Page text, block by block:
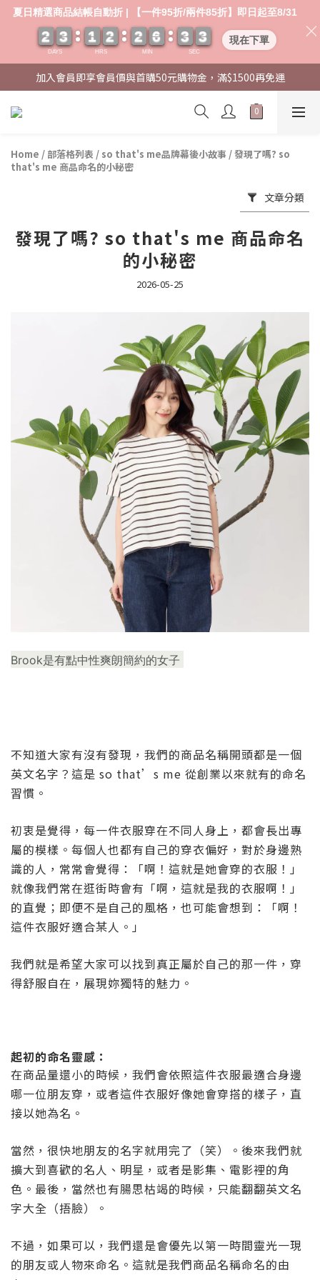
加入會員即享會員價與首購50元購物金，滿$1500再免運
Home / 部落格列表 / so that's me品牌幕後小故事 /發現了嗎? so
that's me 商品命名的小秘密
文章分類
發現了嗎? so that's me 商品命名
的小秘密
2026-05-25
Brook是有點中性爽朗簡約的女子
不知道大家有沒有發現，我們的商品名稱開頭都是一個
英文名字？這是 so that’s me 從創業以來就有的命名
習慣。
初衷是覺得，每一件衣服穿在不同人身上，都會長出專
屬的模樣。每個人也都有自己的穿衣偏好，對於身邊熟
識的人，常常會覺得：「啊！這就是她會穿的衣服！」
就像我們常在逛街時會有「啊，這就是我的衣服啊！」
的直覺；即便不是自己的風格，也可能會想到：「啊！
這件衣服好適合某人。」
我們就是希望大家可以找到真正屬於自己的那一件，穿
得舒服自在，展現妳獨特的魅力。
起初的命名靈感：
在商品量還小的時候，我們會依照這件衣服最適合身邊
哪一位朋友穿，或者這件衣服好像她會穿搭的樣子，直
接以她為名。
當然，很快地朋友的名字就用完了（笑）。後來我們就
擴大到喜歡的名人、明星，或者是影集、電影裡的角
色。最後，當然也有腸思枯竭的時候，只能翻翻英文名
字大全（捂臉）。
不過，如果可以，我們還是會優先以第一時間靈光一現
的朋友或人物來命名。這就是我們商品名稱命名的由
夏日精選商品結帳自動折 | 【一件95折/兩件85折】即日起至8/31
DAYS
2
2
2
2 3
3
3
3
HRS
1
1
1
1 2
2
2
2
MIN
2
2
2
2 6
6
6
6
SEC
3
3
3
3 0
0
3
3
2 現在下單